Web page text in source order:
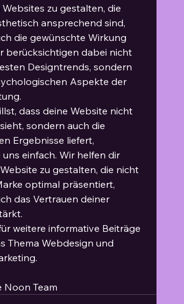
Websites zu gestalten, die
ansprechend sind,
die gewünschte Wirkung
berücksichtigen dabei nicht
Designtrends, sondern
Aspekte der
dass deine Website nicht
sondern auch die
Ergebnisse liefert,
einfach. Wir helfen dir
zu gestalten, die nicht
optimal präsentiert,
das Vertrauen deiner
weitere informative Beiträge
Thema Webdesign und
Noon Team